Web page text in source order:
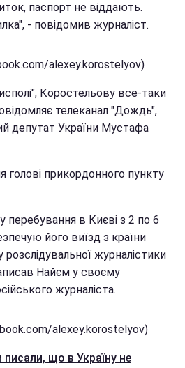
паспорт не віддають.
- повідомив журналіст.
alexey.korostelyov)
Коростельову все-таки
телеканал "Дождь",
депутат України Мустафа
голові прикордонного пункту
перебування в Києві з 2 по 6
його виїзд з країни
розслідувальної журналістики
Найєм у своєму
журналіста.
alexey.korostelyov)
писали, що в Україну не